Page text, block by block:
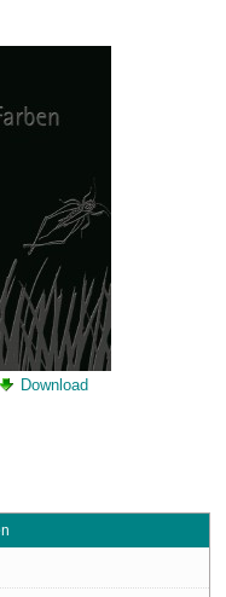
Download